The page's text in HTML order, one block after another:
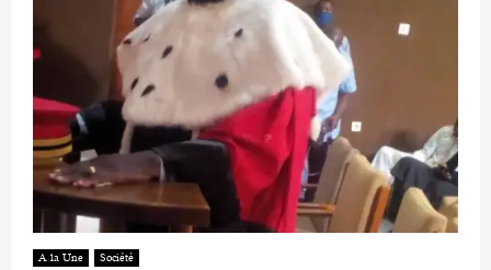
A la Une Société